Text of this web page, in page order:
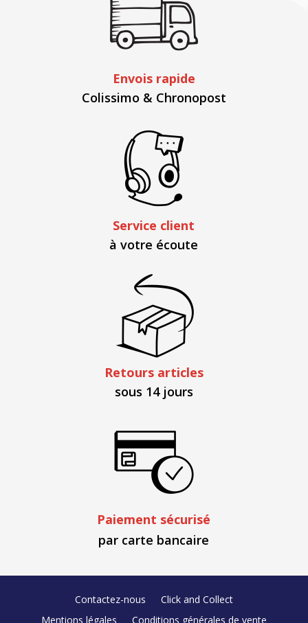
Envois rapide
Colissimo & Chronopost
Service client
à votre écoute
Retours articles
sous 14 jours
Paiement sécurisé
par carte bancaire
Contactez-nous
Click and Collect
Mentions légales
Conditions générales de vente